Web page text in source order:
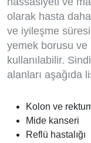
olarak hasta
ve iyileşme
yemek borusu ve
kullanılabilir.
alanları aşağıda
Kolon ve
Mide kanseri
Reflü hastalığı